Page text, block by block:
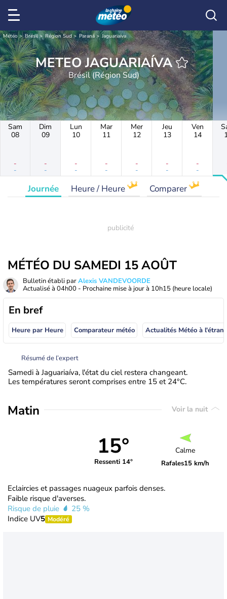
Météo Brésil Région Sud Paraná Jaguariaíva
METEO JAGUARIAÍVA
Brésil (Région Sud)
Sam
08
-
-
Dim
09
-
-
Lun
10
-
-
Mar
11
-
-
Mer
12
-
-
Jeu
13
-
-
Ven
14
-
-
Journée Heure / Heure Comparer
MÉTÉO DU SAMEDI 15 AOÛT
Bulletin établi parAlexis VANDEVOORDE
Actualisé à 04h00 - Prochaine mise à jour à 10h15 (heure locale)
En bref
Heure par Heure Comparateur météo
Résumé de l’expert
Samedi à Jaguariaíva, l'état du ciel restera changeant.
Les températures seront comprises entre 15 et 24°C.
Matin Voir la nuit
15°
Ressenti 14°
Calme
Rafales15 km/h
Eclaircies et passages nuageux parfois denses.
Faible risque d'averses.
Risque de pluie
25 %
Indice UV5 Modéré